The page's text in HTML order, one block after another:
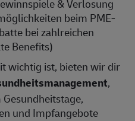
& Verlosung
beim PME-
bei zahlreichen
Benefits)
wichtig ist, bieten wir dir
,
und Impfangebote